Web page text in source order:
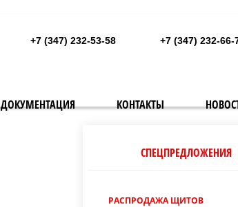
+7 (347) 232-53-58 +7 (347) 232-66-
ДОКУМЕНТАЦИЯ КОНТАКТЫ
СПЕЦПРЕДЛОЖЕНИЯ
РАСПРОДАЖА ЩИТОВ